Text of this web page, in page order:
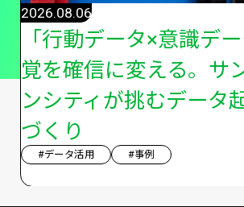
「行動データ×意識デ
覚を確信に変える。サ
ンシティが挑むデータ
づくり
2026.08.06
#データ活用 #事例